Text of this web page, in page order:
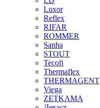
Luxor
Reflex
RIFAR
ROMMER
Sanha
STOUT
Tecofi
Thermaflex
THERMAGENT
Viega
ZETKAMA